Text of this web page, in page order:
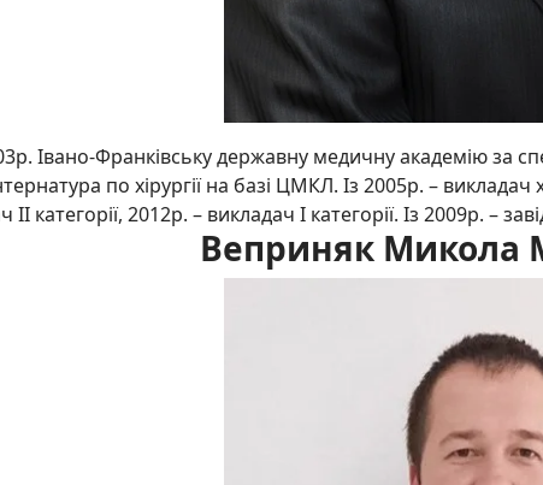
Івано-Франківську державну медичну академію за
по хірургії на базі ЦМКЛ. Із 2005р. – викладач
категорії, 2012р. – викладач І категорії. Із 2009р. –
Веприняк Микола